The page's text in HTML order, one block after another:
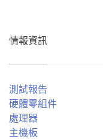
情報資訊
測試報告
硬體零組件
處理器
主機板